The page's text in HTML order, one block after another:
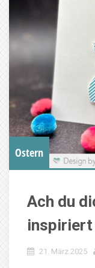
Ostern
Ach du
inspiriert
21. März 2025